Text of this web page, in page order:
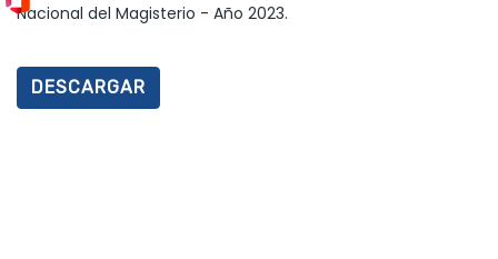
Nacional del Magisterio - Año 2023.
DESCARGAR